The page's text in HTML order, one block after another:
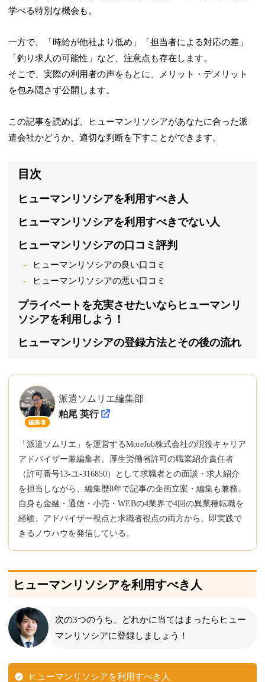
学べる特別な機会も。
一方で、「時給が他社より低め」「担当者による対応の差」
「釣り求人の可能性」など、注意点も存在します。
そこで、実際の利用者の声をもとに、メリット・デメリット
を包み隠さず公開します。
この記事を読めば、ヒューマンリソシアがあなたに合った派
遣会社かどうか、適切な判断を下すことができます。
目次
ヒューマンリソシアを利用すべき人
ヒューマンリソシアを利用すべきでない人
ヒューマンリソシアの口コミ評判
ヒューマンリソシアの良い口コミ
ヒューマンリソシアの悪い口コミ
プライベートを充実させたいならヒューマンリ
ソシアを利用しよう！
ヒューマンリソシアの登録方法とその後の流れ
編集者
派遣ソムリエ編集部
粕尾 英行
「派遣ソムリエ」を運営するMoreJob株式会社の現役キャリア
アドバイザー兼編集者。厚生労働省許可の職業紹介責任者
（許可番号13-ユ-316850）として求職者との面談・求人紹介
を担当しながら、編集歴8年で記事の企画立案・編集も兼務。
自身も金融・通信・小売・WEBの4業界で4回の異業種転職を
経験。アドバイザー視点と求職者視点の両方から、即実践で
きるノウハウを発信している。
ヒューマンリソシアを利用すべき人
次の3つのうち、どれかに当てはまったらヒュー
マンリソシアに登録しましょう！
ヒューマンリソシアを利用すべき人